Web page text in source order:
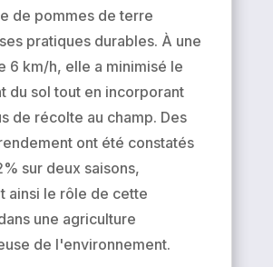
de pommes de terre
pratiques durables. À une
6 km/h, elle a minimisé le
du sol tout en incorporant
de récolte au champ. Des
ont été constatés
sur deux saisons,
ainsi le rôle de cette
une agriculture
de l'environnement.